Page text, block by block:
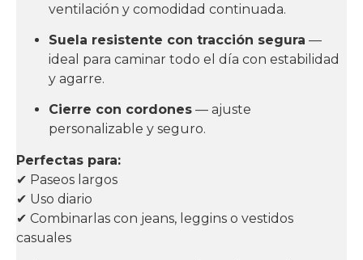
ventilación y comodidad continuada.
Suela resistente con tracción segura —
ideal para caminar todo el día con estabilidad
y agarre.
Cierre con cordones — ajuste
personalizable y seguro.
Perfectas para:
✔ Paseos largos
✔ Uso diario
✔ Combinarlas con jeans, leggins o vestidos
casuales